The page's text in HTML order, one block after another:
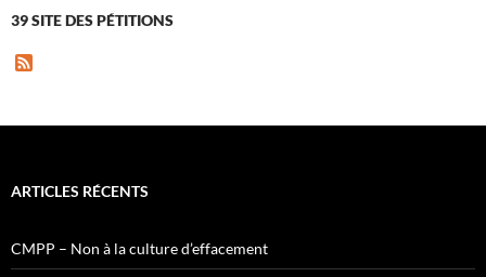
39 SITE DES PÉTITIONS
ARTICLES RÉCENTS
CMPP – Non à la culture d’effacement